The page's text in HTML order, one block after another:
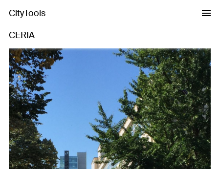
CityTools
CERIA